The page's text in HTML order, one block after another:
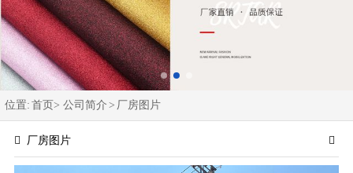
位置: 首页> 公司简介 > 厂房图片
厂房图片